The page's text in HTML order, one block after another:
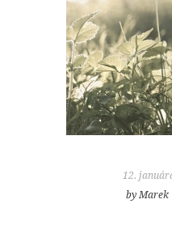
12.
by Marek